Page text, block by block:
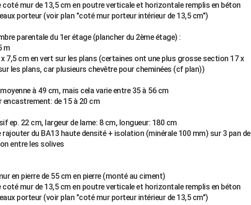
coté mur de 13,5 cm en poutre verticale et horizontale remplis en béton
porteur (voir plan "coté mur porteur intérieur de 13,5 cm")
parentale du 1er étage (plancher du 2ème étage) :
m
7,5 cm en vert sur les plans (certaines ont une plus grosse section 17 x
les plans, car plusieurs chevêtre pour cheminées (cf plan))
à 49 cm, mais cela varie entre 35 à 56 cm
encastrement: de 15 à 20 cm
ep. 22 cm, largeur de lame: 8 cm, longueur: 180 cm
rajouter du BA13 haute densité + isolation (minérale 100 mm) sur 3 pan de
entre les solives
en pierre de 55 cm en pierre (monté au ciment)
coté mur de 13,5 cm en poutre verticale et horizontale remplis en béton
porteur (voir plan "coté mur porteur intérieur de 13,5 cm")